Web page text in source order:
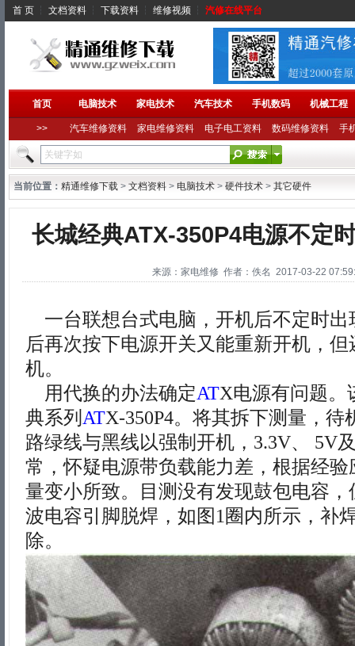
首 页 ┆ 文档资料 ┆ 下载资料 ┆ 维修视频 ┆ 汽修在线平台
首页 电脑技术 家电技术 汽车技术 手机数码 机械工程
>> 汽车维修资料 家电维修资料 电子电工资料 数码维修资料 手
当前位置： 精通维修下载 > 文档资料 > 电脑技术 > 硬件技术 > 其它硬件
长城经典ATX-350P4电源不定
来源：家电维修 作者：佚名 2017-03-22
一台联想台式电脑，开机后不定时出
后再次按下电源开关又能重新开机，
机。
用代换的办法确定ATX电源有问题。
典系列 ATX-350P4。将其拆下测量，待
路绿线与黑线以强制开机，3.3V、 5V
常，怀疑电源带负载能力差，根据经
量变小所致。目测没有发现鼓包电容
波电容引脚脱焊，如图1圈内所示，补
除。